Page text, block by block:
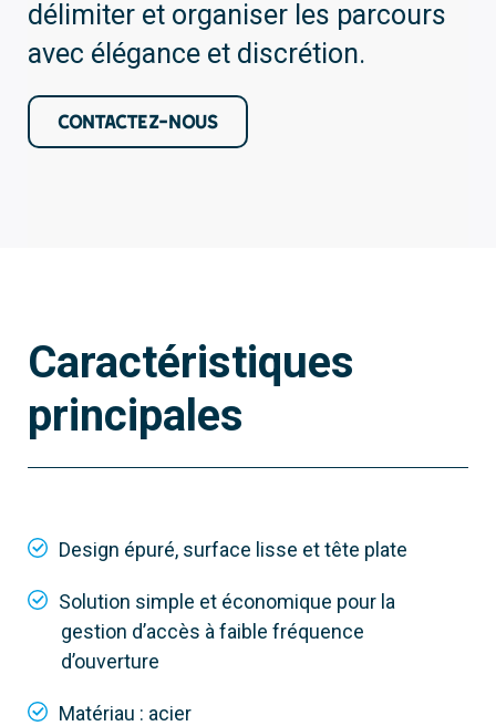
délimiter et organiser les parcours
avec élégance et discrétion.
CONTACTEZ-NOUS
Caractéristiques
principales
Design épuré, surface lisse et tête plate
Solution simple et économique pour la
gestion d’accès à faible fréquence
d’ouverture
Matériau : acier